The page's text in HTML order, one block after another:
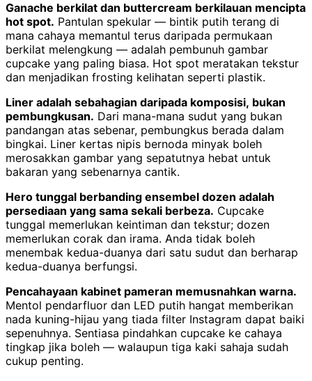
Ganache berkilat dan buttercream berkilauan mencipta
hot spot. Pantulan spekular — bintik putih terang di
mana cahaya memantul terus daripada permukaan
berkilat melengkung — adalah pembunuh gambar
cupcake yang paling biasa. Hot spot meratakan tekstur
dan menjadikan frosting kelihatan seperti plastik.
Liner adalah sebahagian daripada komposisi, bukan
pembungkusan. Dari mana-mana sudut yang bukan
pandangan atas sebenar, pembungkus berada dalam
bingkai. Liner kertas nipis bernoda minyak boleh
merosakkan gambar yang sepatutnya hebat untuk
bakaran yang sebenarnya cantik.
Hero tunggal berbanding ensembel dozen adalah
persediaan yang sama sekali berbeza. Cupcake
tunggal memerlukan keintiman dan tekstur; dozen
memerlukan corak dan irama. Anda tidak boleh
menembak kedua-duanya dari satu sudut dan berharap
kedua-duanya berfungsi.
Pencahayaan kabinet pameran memusnahkan warna.
Mentol pendarfluor dan LED putih hangat memberikan
nada kuning-hijau yang tiada filter Instagram dapat baiki
sepenuhnya. Sentiasa pindahkan cupcake ke cahaya
tingkap jika boleh — walaupun tiga kaki sahaja sudah
cukup penting.